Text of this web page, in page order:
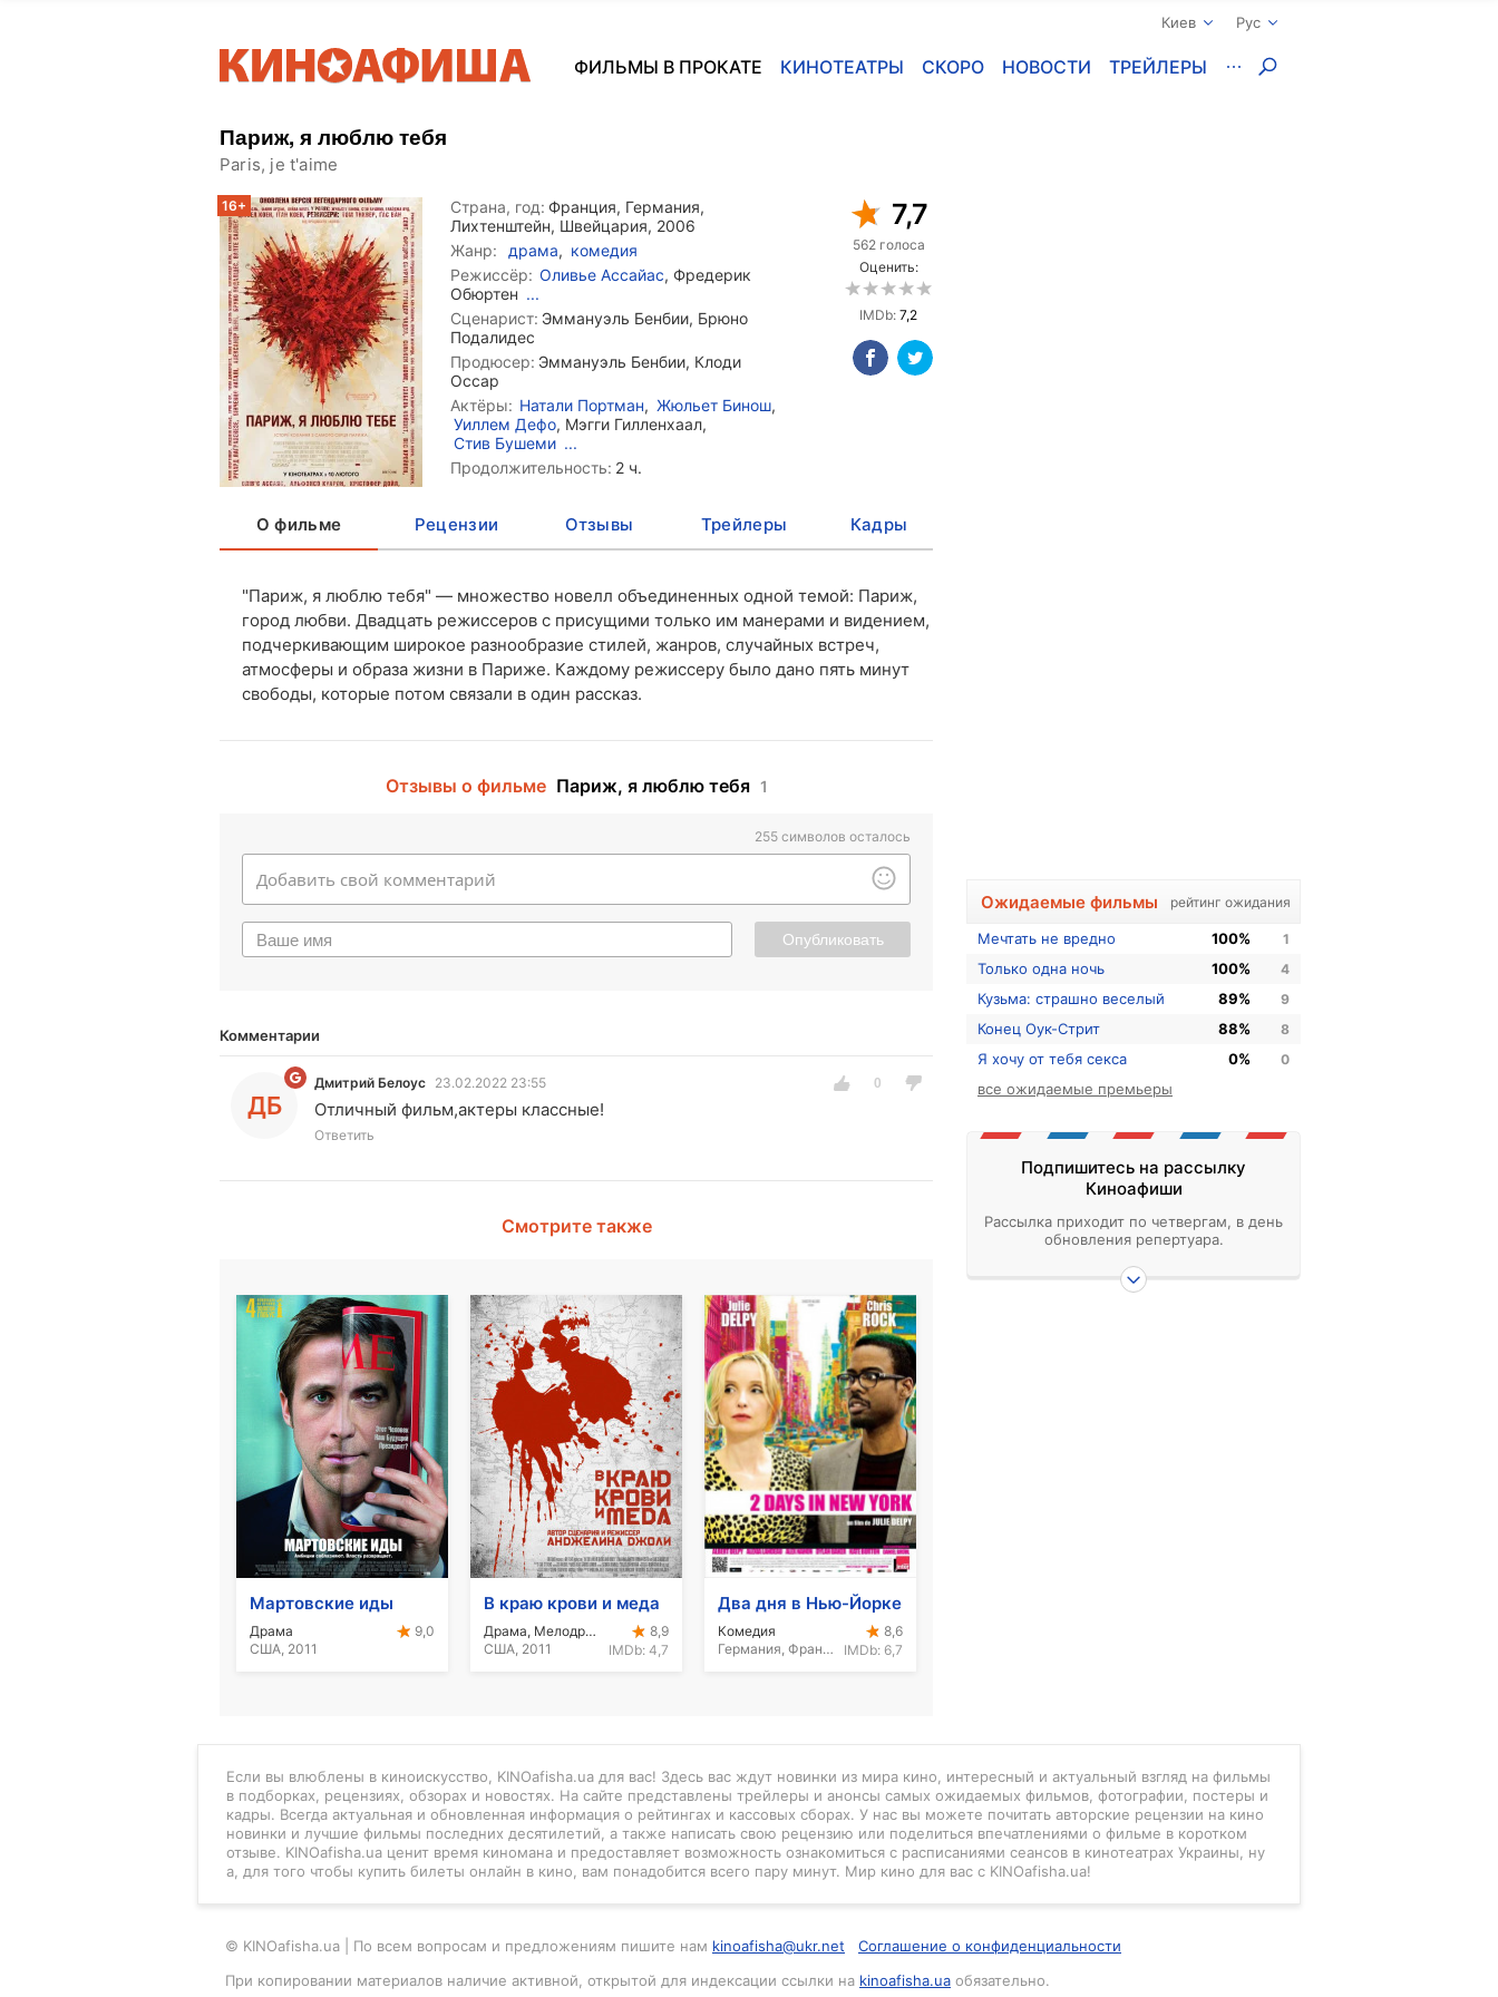
Киев Рус
ФИЛЬМЫ В ПРОКАТЕ КИНОТЕАТРЫ СКОРО НОВОСТИ ТРЕЙЛЕРЫ
Париж, я люблю тебя
Paris, je t'aime
16+ Страна, год: Франция, Германия,
Лихтенштейн, Швейцария, 2006
Жанр:
драма, комедия
Режиссёр: Оливье Ассайас, Фредерик
Обюртен ...
Сценарист: Эммануэль Бенбии, Брюно
Подалидес
Продюсер: Эммануэль Бенбии, Клоди
Оссар
Актёры: Натали Портман, Жюльет Бинош,
Уиллем Дефо, Мэгги Гилленхаал,
Стив Бушеми ...
Продолжительность: 2 ч.
7,7
562 голоса
Оценить:
IMDb: 7,2
О фильме Рецензии Отзывы Трейлеры Кадры
"Париж, я люблю тебя" — множество новелл объединенных одной темой: Париж,
город любви. Двадцать режиссеров с присущими только им манерами и видением,
подчеркивающим широкое разнообразие стилей, жанров, случайных встреч,
атмосферы и образа жизни в Париже. Каждому режиссеру было дано пять минут
свободы, которые потом связали в один рассказ.
Отзывы о фильме Париж, я люблю тебя 1
255 символов осталось
Опубликовать
Комментарии
ДБ
Дмитрий Белоус 23.02.2022 23:55
Отличный фильм,актеры классные!
Ответить
Смотрите также
Мартовские иды
Драма
США, 2011
9,0
В краю крови и меда
Драма, Мелодрама
США, 2011
8,9
IMDb: 4,7
Два дня в Нью-Йорке
Комедия
Германия, Франция, Белиз, 2011
8,6
IMDb: 6,7
Ожидаемые фильмы рейтинг ожидания
Мечтать не вредно 100% 1
Только одна ночь 100% 4
Кузьма: страшно веселый 89% 9
Конец Оук-Стрит 88% 8
Я хочу от тебя секса 0% 0
все ожидаемые премьеры
Подпишитесь на рассылку
Киноафиши
Рассылка приходит по четвергам, в день
обновления репертуара.
Если вы влюблены в киноискусство, KINOafisha.ua для вас! Здесь вас ждут новинки из мира кино, интересный и актуальный взгляд на фильмы
в подборках, рецензиях, обзорах и новостях. На сайте представлены трейлеры и анонсы самых ожидаемых фильмов, фотографии, постеры и
кадры. Всегда актуальная и обновленная информация о рейтингах и кассовых сборах. У нас вы можете почитать авторские рецензии на кино
новинки и лучшие фильмы последних десятилетий, а также написать свою рецензию или поделиться впечатлениями о фильме в коротком
отзыве. KINOafisha.ua ценит время киномана и предоставляет возможность ознакомиться с расписаниями сеансов в кинотеатрах Украины, ну
а, для того чтобы купить билеты онлайн в кино, вам понадобится всего пару минут. Мир кино для вас с KINOafisha.ua!
© KINOafisha.ua | По всем вопросам и предложениям пишите нам kinoafisha@ukr.net
Соглашение о конфиденциальности
При копировании материалов наличие активной, открытой для индексации ссылки на kinoafisha.ua обязательно.